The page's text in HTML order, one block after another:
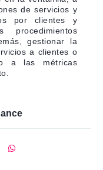
de servicios y
por clientes y
gestionar la
a clientes o
a las métricas